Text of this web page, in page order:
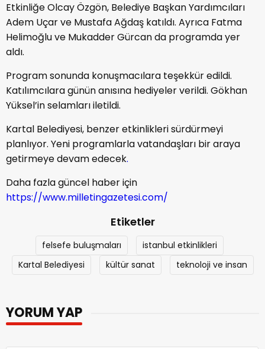
EtkinliğeOlcay Özgön, Belediye Başkan Yardımcıları
Adem Uçarve Mustafa Ağdaş katıldı. Ayrıca Fatma
Helimoğluve Mukadder Gürcanda programda yer
aldı.
Program sonunda konuşmacılara teşekkür edildi.
Katılımcılara günün anısına hediyeler verildi. Gökhan
Yüksel’in selamları iletildi.
Kartal Belediyesi, benzer etkinlikleri sürdürmeyi
planlıyor. Yeni programlarla vatandaşları bir araya
getirmeye devam edecek.
Daha fazla güncel haber için
https://www.milletingazetesi.com/
Etiketler
felsefe buluşmaları
istanbul etkinlikleri
Kartal Belediyesi
kültür sanat teknoloji ve insan
YORUM YAP